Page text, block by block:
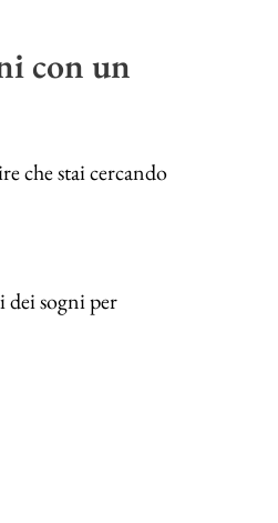
con un
che stai cercando
sogni per